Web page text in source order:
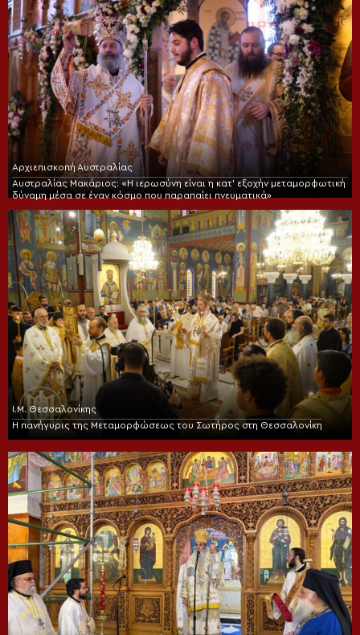
Αρχιεπισκοπή Αυστραλίας
Αυστραλίας Μακάριος: «Η ιερωσύνη είναι η κατ’ εξοχήν μεταμορφωτική
δύναμη μέσα σε έναν κόσμο που παραπαίει πνευματικά»
Ι.Μ. Θεσσαλονίκης
Η πανήγυρις της Μεταμορφώσεως του Σωτήρος στη Θεσσαλονίκη